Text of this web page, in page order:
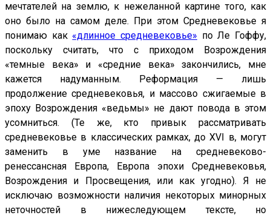
мечтателей на землю, к нежеланной картине того, как
оно было на самом деле. При этом Средневековье я
понимаю как «длинное средневековье» по Ле Гоффу,
поскольку считать, что с приходом Возрождения
«темные века» и «средние века» закончились, мне
кажется надуманным. Реформация — лишь
продолжение средневековья, и массово сжигаемые в
эпоху Возрождения «ведьмы» не дают повода в этом
усомниться. (Те же, кто привык рассматривать
средневековье в классических рамках, до XVI в, могут
заменить в уме название на средневеково-
ренессансная Европа, Европа эпохи Средневековья,
Возрождения и Просвещения, или как угодно). Я не
исключаю возможности наличия некоторых минорных
неточностей в нижеследующем тексте, но